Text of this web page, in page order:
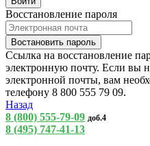
Восстановление пароля
Ссылка на восстановление
электронную почту. Если вы
электронной почты, вам
телефону 8 800 555 79 09.
Назад
8 (800) 555-79-09 доб.4
8 (495) 747-41-13